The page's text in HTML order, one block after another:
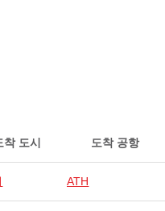
착 도시 도착 공항
ATH